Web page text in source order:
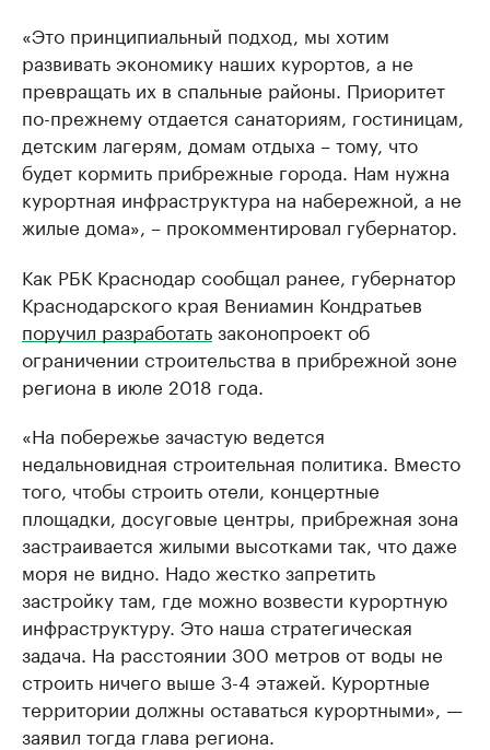
«Это принципиальный подход, мы хотим
развивать экономику наших курортов, а не
превращать их в спальные районы. Приоритет
по-прежнему отдается санаториям, гостиницам,
детским лагерям, домам отдыха – тому, что
будет кормить прибрежные города. Нам нужна
курортная инфраструктура на набережной, а не
жилые дома», – прокомментировал губернатор.
Как РБК Краснодар сообщал ранее, губернатор
Краснодарского края Вениамин Кондратьев
поручил разработатьзаконопроект об
ограничении строительства в прибрежной зоне
региона в июле 2018 года.
«На побережье зачастую ведется
недальновидная строительная политика. Вместо
того, чтобы строить отели, концертные
площадки, досуговые центры, прибрежная зона
застраивается жилыми высотками так, что даже
моря не видно. Надо жестко запретить
застройку там, где можно возвести курортную
инфраструктуру. Это наша стратегическая
задача. На расстоянии 300 метров от воды не
строить ничего выше 3-4 этажей. Курортные
территории должны оставаться курортными», —
заявил тогда глава региона.